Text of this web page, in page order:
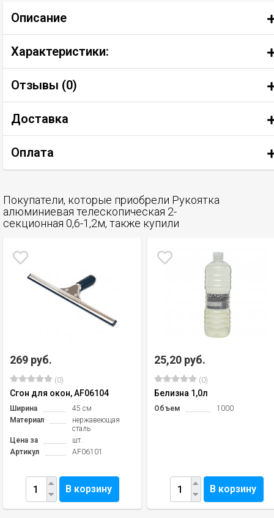
Описание
Характеристики:
Отзывы (0)
Доставка
Оплата
Покупатели, которые приобрели Рукоятка
алюминиевая телескопическая 2-
секционная 0,6-1,2м, также купили
269 руб.
(0)
Сгон для окон, AF06104
Ширина
45 см
Материал
нержавеющая
сталь
Цена за
шт.
Артикул
AF06101
В корзину
25,20 руб.
(0)
Белизна 1,0л
Объем 1000
В корзину